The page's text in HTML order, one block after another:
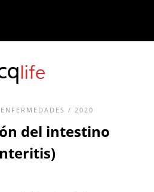
ENFERMEDADES / 2020
del intestino